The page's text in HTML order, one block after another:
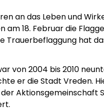
an das Leben und
am 18. Februar die
Trauerbeflaggung hat
von 2004 bis 2010
er die Stadt Vreden.
Aktionsgemeinschaft